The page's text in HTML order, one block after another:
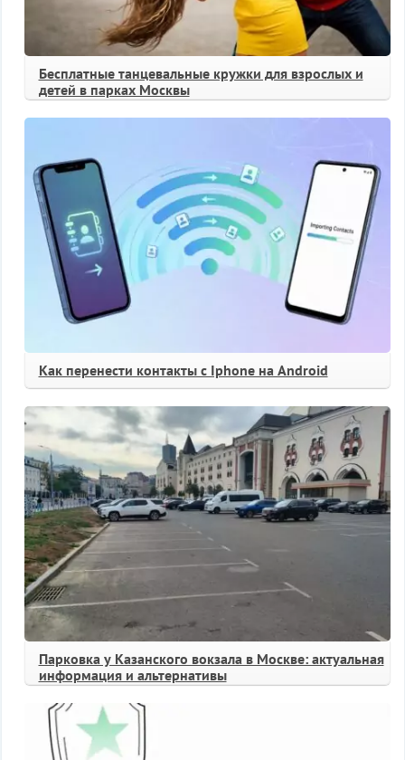
Бесплатные танцевальные кружки для взрослых и
детей в парках Москвы
Как перенести контакты с Iphone на Android
Парковка у Казанского вокзала в Москве: актуальная
информация и альтернативы